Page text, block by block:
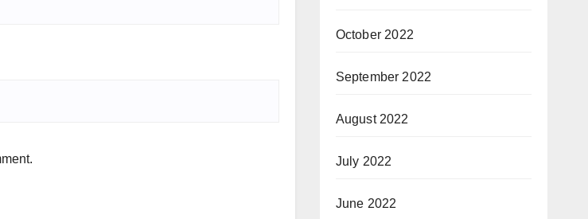
October 2022
September 2022
August 2022
July 2022
June 2022